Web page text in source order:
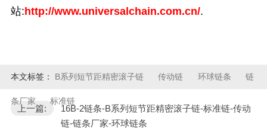
站: http://www.universalchain.com.cn/.
本文标签： B系列短节距精密滚子链 传动链 环球链条 链
条厂家 标准链
上一篇:
16B-2链条-B系列短节距精密滚子链-标准链-传动
链-链条厂家-环球链条